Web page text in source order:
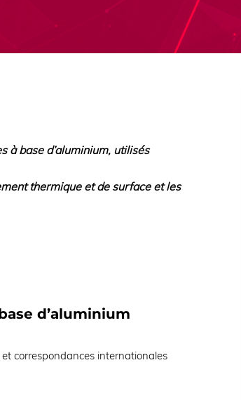
à base d’aluminium, utilisés
thermique et de surface et les
d’aluminium
correspondances internationales